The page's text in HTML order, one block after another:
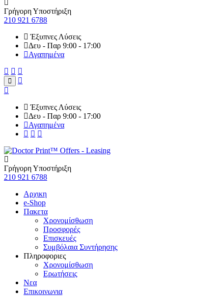
Γρήγορη Υποστήριξη
210 921 6788
Έξυπνες Λύσεις
Δευ - Παρ 9:00 - 17:00
Αγαπημένα
Έξυπνες Λύσεις
Δευ - Παρ 9:00 - 17:00
Αγαπημένα
Γρήγορη Υποστήριξη
210 921 6788
Αρχικη
e-Shop
Πακετα
Χρονομίσθωση
Προσφορές
Επισκευές
Συμβόλαια Συντήρησης
Πληροφοριες
Χρονομίσθωση
Ερωτήσεις
Νεα
Επικοινωνια